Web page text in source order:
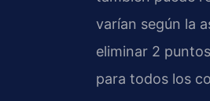
varían según la
eliminar 2
para todos los